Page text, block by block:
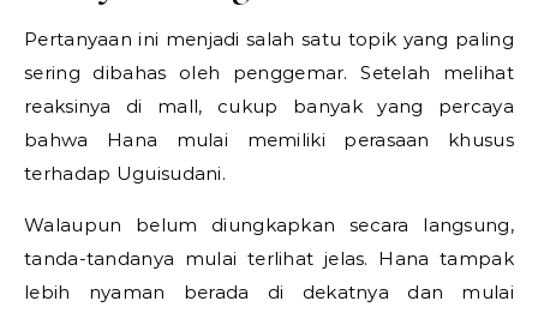
Pertanyaan ini menjadi salah satu topik yang paling
sering dibahas oleh penggemar. Setelah melihat
reaksinya di mall, cukup banyak yang percaya
bahwa Hana mulai memiliki perasaan khusus
terhadap Uguisudani.
Walaupun belum diungkapkan secara langsung,
tanda-tandanya mulai terlihat jelas. Hana tampak
lebih nyaman berada di dekatnya dan mulai